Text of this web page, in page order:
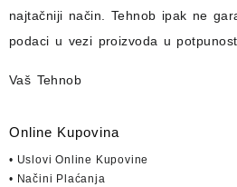
najtačniji način. Tehnob ipak ne
podaci u vezi proizvoda u
Vaš Tehnob
Online Kupovina
• Uslovi Online Kupovine
• Načini Plaćanja